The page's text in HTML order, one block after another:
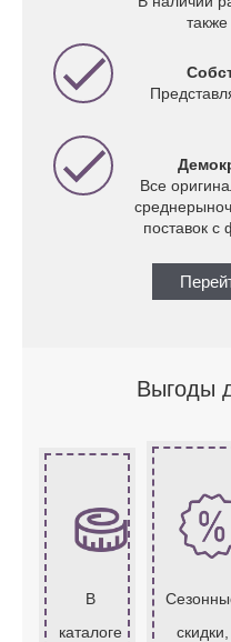
Все
поставок с
Выгоды
В
каталоге
скидки,